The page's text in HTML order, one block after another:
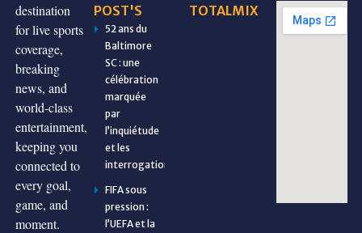
destination
for live sports
coverage,
breaking
news, and
world-class
entertainment,
keeping you
connected to
every goal,
game, and
moment.
POST'S
52 ans du
Baltimore
SC : une
célébration
marquée
par
l’inquiétude
et les
interrogations
FIFA sous
pression :
l’UEFA et la
TOTALMIX